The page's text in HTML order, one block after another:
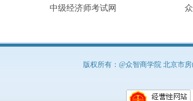
中级经济师考试网
版权所有：@众智商学院 北京市